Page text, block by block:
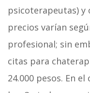
psicoterapeutas) y
precios varían
profesional; sin
citas para
24.000 pesos. En